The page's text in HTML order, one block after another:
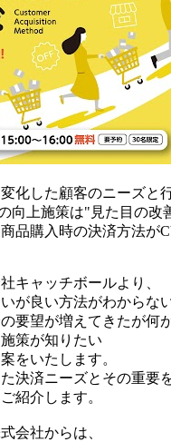
化した顧客のニーズと
向上施策は"見た目の改
品購入時の決済方法が
キャッチボールより、
が良い方法がわからな
要望が増えてきたが何
策が知りたい
をいたします。
決済ニーズとその重要
紹介します。
会社からは、